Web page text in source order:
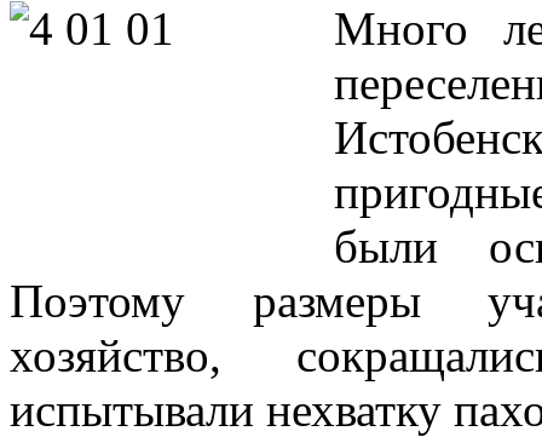
Много
были
Поэтому размеры
хозяйство,
испытывали нехватку